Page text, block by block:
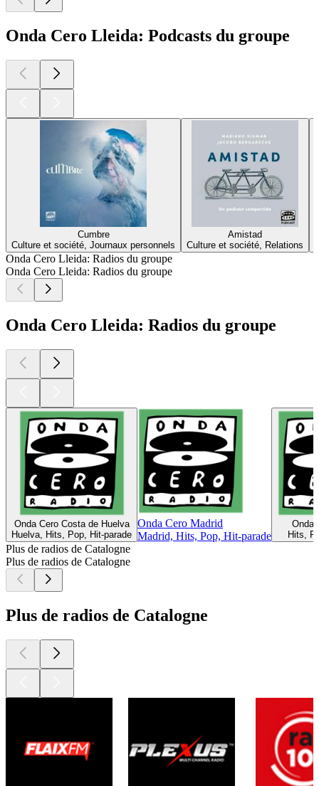
Onda Cero Lleida: Podcasts du groupe
Cumbre
Culture et société, Journaux personnels
Amistad
Culture et société, Relations
Onda Cero Lleida: Radios du groupe
Onda Cero Lleida: Radios du groupe
Onda Cero Lleida: Radios du groupe
Onda Cero Costa de Huelva
Huelva, Hits, Pop, Hit-parade
Onda Cero Madrid
Madrid, Hits, Pop, Hit-parade
Onda
Hits,
Plus de radios de Catalogne
Plus de radios de Catalogne
Plus de radios de Catalogne